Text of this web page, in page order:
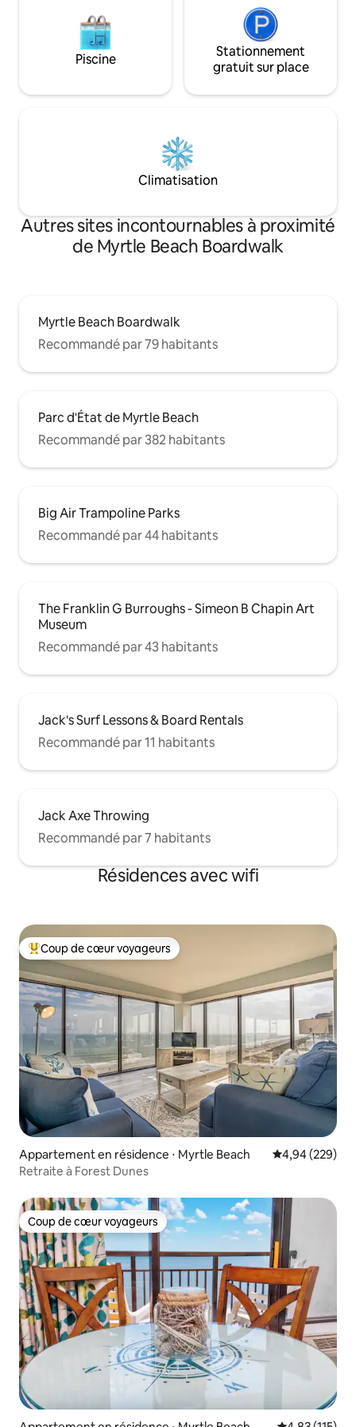
Piscine
Stationnement
gratuit sur place
Climatisation
Autres sites incontournables à proximité
de Myrtle Beach Boardwalk
Myrtle Beach Boardwalk
Recommandé par 79 habitants
Parc d'État de Myrtle Beach
Recommandé par 382 habitants
Big Air Trampoline Parks
Recommandé par 44 habitants
The Franklin G Burroughs - Simeon B Chapin Art
Museum
Recommandé par 43 habitants
Jack's Surf Lessons & Board Rentals
Recommandé par 11 habitants
Jack Axe Throwing
Recommandé par 7 habitants
Résidences avec wifi
Coups de cœur voyageurs les plus appréciés
Coup de cœur voyageurs
Appartement en résidence ⋅ Myrtle Beach Évaluation
4,94 (229)
Retraite à Forest Dunes
Coup de cœur voyageurs
Coup de cœur voyageurs